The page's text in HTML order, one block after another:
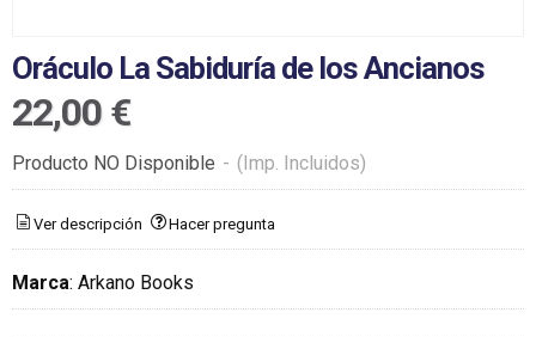
Oráculo La Sabiduría de los Ancianos
22,00 €
Producto NO Disponible - (Imp. Incluidos)
Ver descripción Hacer pregunta
Marca: Arkano Books